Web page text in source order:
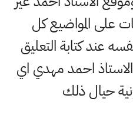
على المواضيع كل
كتابة التعليق
احمد مهدي اي
حيال ذلك